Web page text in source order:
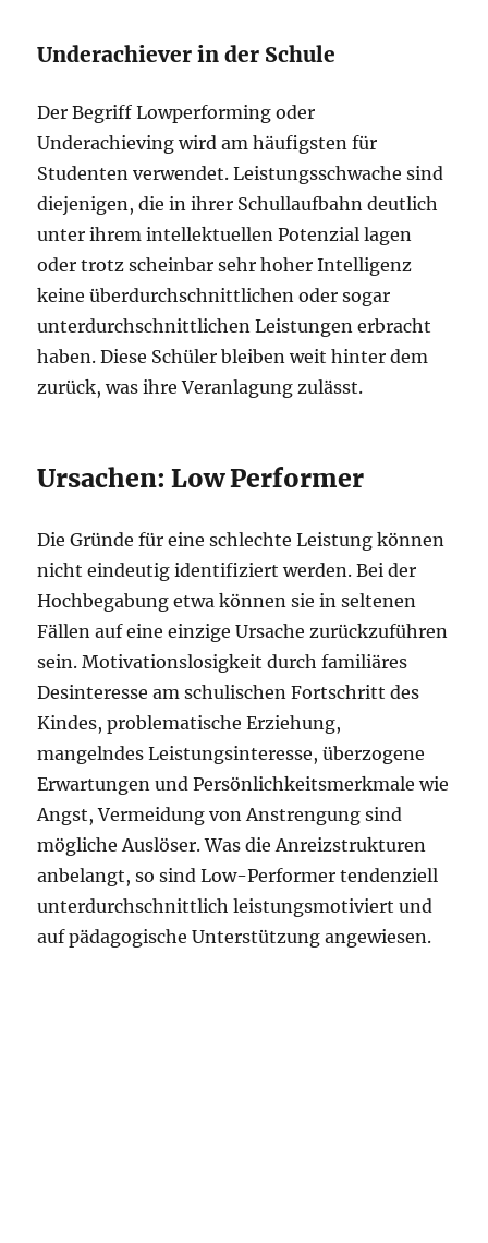
Underachiever in der Schule
Der Begriff Lowperforming oder
Underachieving wird am häufigsten für
Studenten verwendet. Leistungsschwache sind
diejenigen, die in ihrer Schullaufbahn deutlich
unter ihrem intellektuellen Potenzial lagen
oder trotz scheinbar sehr hoher Intelligenz
keine überdurchschnittlichen oder sogar
unterdurchschnittlichen Leistungen erbracht
haben. Diese Schüler bleiben weit hinter dem
zurück, was ihre Veranlagung zulässt.
Ursachen: Low Performer
Die Gründe für eine schlechte Leistung können
nicht eindeutig identifiziert werden. Bei der
Hochbegabung etwa können sie in seltenen
Fällen auf eine einzige Ursache zurückzuführen
sein. Motivationslosigkeit durch familiäres
Desinteresse am schulischen Fortschritt des
Kindes, problematische Erziehung,
mangelndes Leistungsinteresse, überzogene
Erwartungen und Persönlichkeitsmerkmale wie
Angst, Vermeidung von Anstrengung sind
mögliche Auslöser. Was die Anreizstrukturen
anbelangt, so sind Low-Performer tendenziell
unterdurchschnittlich leistungsmotiviert und
auf pädagogische Unterstützung angewiesen.